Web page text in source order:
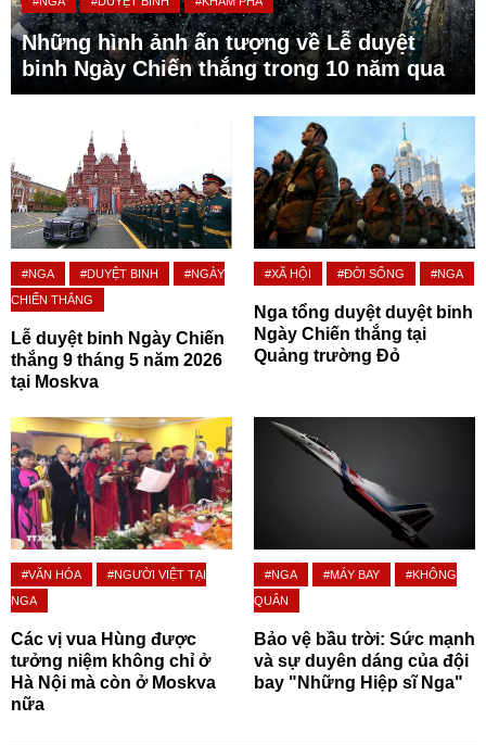
Những hình ảnh ấn tượng về Lễ duyệt
binh Ngày Chiến thắng trong 10 năm qua
#NGA #DUYỆT BINH
#NGÀY
CHIẾN THẮNG
Lễ duyệt binh Ngày Chiến
thắng 9 tháng 5 năm 2026
tại Moskva
#XÃ HỘI #ĐỜI SỐNG #NGA
Nga tổng duyệt duyệt binh
Ngày Chiến thắng tại
Quảng trường Đỏ
#VĂN HÓA
#NGƯỜI VIỆT TẠI
NGA
Các vị vua Hùng được
tưởng niệm không chỉ ở
Hà Nội mà còn ở Moskva
nữa
#NGA #MÁY BAY
#KHÔNG
QUÂN
Bảo vệ bầu trời: Sức mạnh
và sự duyên dáng của đội
bay "Những Hiệp sĩ Nga"